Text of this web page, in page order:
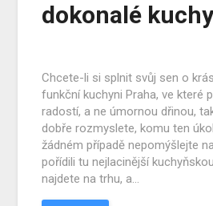
dokonalé
Chcete-li si splnit svůj sen o
funkční kuchyni Praha, ve které
radostí, a ne úmornou dřinou,
dobře rozmyslete, komu ten
žádném případě nepomýšlejte
pořídili tu nejlacinější
najdete na trhu, a…